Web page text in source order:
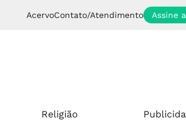
AcervoContato/Atendimento Assine a
Religião